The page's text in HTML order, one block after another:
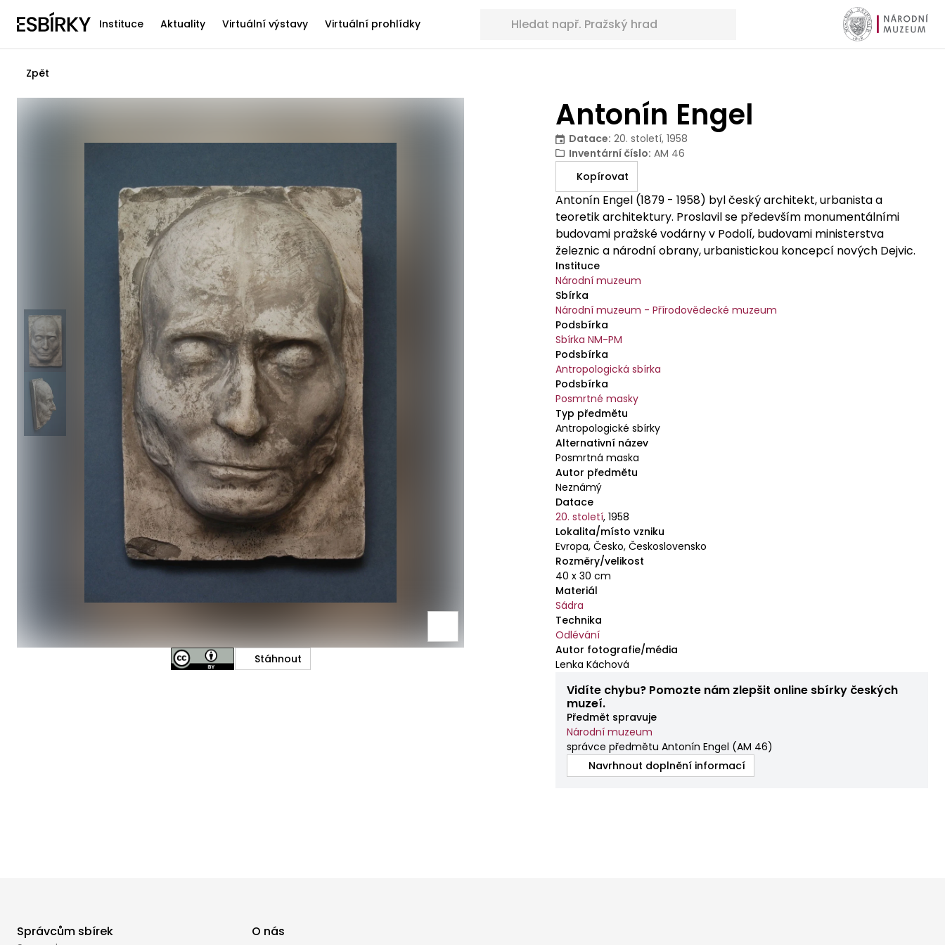
Instituce Aktuality Virtuální výstavy Virtuální prohlídky
Zpět
Antonín Engel
Datace: 20. století, 1958
Inventární číslo: AM 46
Kopírovat
Antonín Engel (1879 - 1958) byl český architekt, urbanista a
teoretik architektury. Proslavil se především monumentálními
budovami pražské vodárny v Podolí, budovami ministerstva
železnic a národní obrany, urbanistickou koncepcí nových Dejvic.
Instituce
Národní muzeum
Sbírka
Národní muzeum - Přírodovědecké muzeum
Podsbírka
Sbírka NM-PM
Podsbírka
Antropologická sbírka
Podsbírka
Posmrtné masky
Typ předmětu
Antropologické sbírky
Alternativní název
Posmrtná maska
Autor předmětu
Neznámý
Datace
20. století,1958
Lokalita/místo vzniku
Evropa, Česko, Československo
Rozměry/velikost
40 x 30 cm
Materiál
Sádra
Technika
Odlévání
Autor fotografie/média
Lenka Káchová
Vidíte chybu? Pomozte nám zlepšit online sbírky českých
muzeí.
Předmět spravuje
Národní muzeum
správce předmětu Antonín Engel (AM 46)
Navrhnout doplnění informací
Stáhnout
Správcům sbírek
O nás